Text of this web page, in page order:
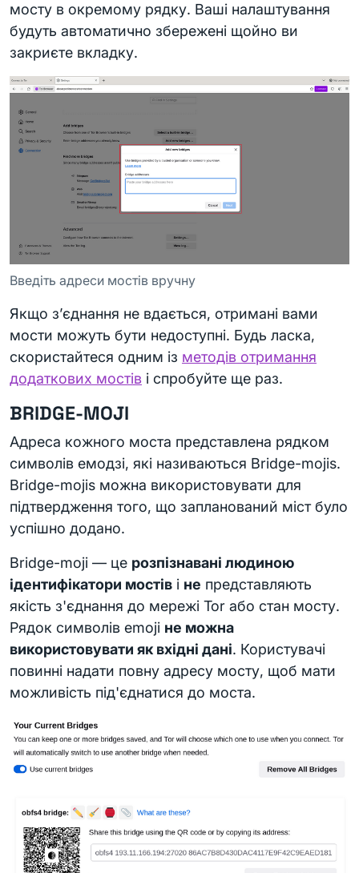
мосту в окремому рядку. Ваші налаштування
будуть автоматично збережені щойно ви
закриєте вкладку.
Введіть адреси мостів вручну
Якщо з’єднання не вдається, отримані вами
мости можуть бути недоступні. Будь ласка,
скористайтеся одним із методів отримання
додаткових мостів і спробуйте ще раз.
BRIDGE-MOJI
Адреса кожного моста представлена рядком
символів емодзі, які називаються Bridge-mojis.
Bridge-mojis можна використовувати для
підтвердження того, що запланований міст було
успішно додано.
Bridge-moji — це розпізнавані людиною
ідентифікатори мостів і не представляють
якість з'єднання до мережі Tor або стан мосту.
Рядок символів emoji не можна
використовувати як вхідні дані. Користувачі
повинні надати повну адресу мосту, щоб мати
можливість під'єднатися до моста.